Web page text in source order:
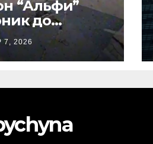
“Альфи”
до
та
“Шахед”
7, 2026